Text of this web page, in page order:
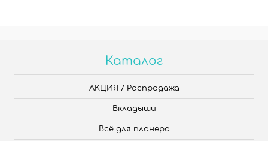
Каталог
АКЦИЯ / Распродажа
Вкладыши
Всё для планера